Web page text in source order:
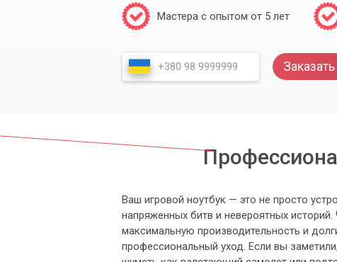
Мастера с опытом от 5 лет
Ваш игровой ноутбук — это не просто
напряженных битв и невероятных
максимальную производительность и
профессиональный уход. Если вы